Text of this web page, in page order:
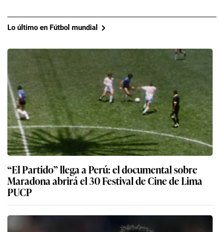
Lo último en Fútbol mundial
“El Partido” llega a Perú: el documental sobre
Maradona abrirá el 30 Festival de Cine de Lima
PUCP